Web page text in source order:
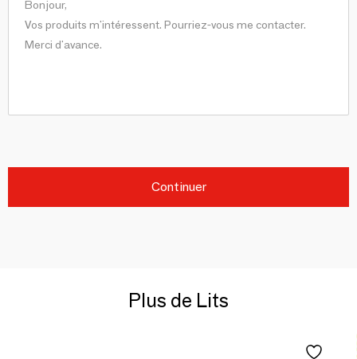
Continuer
Plus de Lits